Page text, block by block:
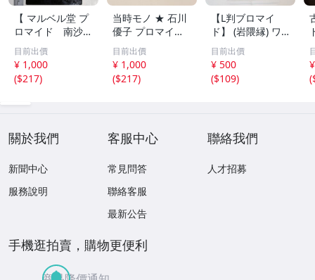
【 マルベル堂 プ
ロマイド 南沙
織 1枚】当時物
昭和アイドル 女
優
目前出價
¥ 1,000
($217)
当時モノ ★ 石川
優子 プロマイド
ブロマイド マル
ベル堂? アイドル
の友
目前出價
¥ 1,000
($217)
【L判ブロマイ
ド】 (岩隈縁) ワ
ガママハイスペッ
ク 宇都宮つみれ
まどそふと
目前出價
¥ 500
($109)
(
關於我們
新聞中心
服務說明
客服中心
常見問答
聯絡客服
最新公告
聯絡我們
人才招募
手機逛拍賣，購物更便利